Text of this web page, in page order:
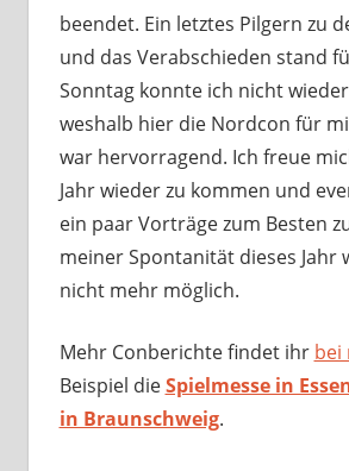
beendet. Ein letztes Pilgern zu
und das Verabschieden stand
Sonntag konnte ich nicht
weshalb hier die Nordcon für
war hervorragend. Ich freue
Jahr wieder zu kommen und
ein paar Vorträge zum Besten
meiner Spontanität dieses Jahr
nicht mehr möglich.
Mehr Conberichte findet ihr bei
Beispiel dieSpielmesse in
in Braunschweig.